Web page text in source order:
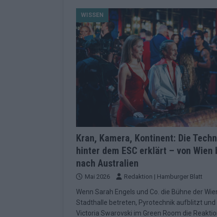
[ Mai 2026 ] Alle 25 ESC-
KOMMENTAR
[ Mai 2026 ] Vier Sieger
Geschichte der ESC-Wertung
[ Mai 2026 ] Das Warten
EUROVISION
[ Mai 2026 ] „Unknown“
redaktionellen Urteil
EXTRA
[ Juni 2026 ] Europa-Park
Kino EXTRA
WISSEN
Kran, Kamera, Kontinent: Die
hinter dem ESC erklärt – von Wien
nach Australien
Mai 2026 Redaktion | Hamburger Blatt
Wenn Sarah Engels und Co. die Bühne der
Stadthalle betreten, Pyrotechnik aufblitzt und
Victoria Swarovski im Green Room die